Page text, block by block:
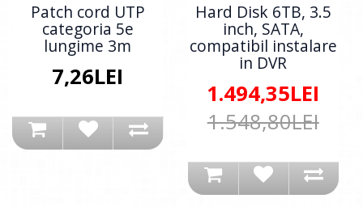
Patch cord UTP
categoria 5e
lungime 3m
7,26LEI
Hard Disk 6TB, 3.5
inch, SATA,
compatibil instalare
in DVR
1.494,35LEI
1.548,80LEI